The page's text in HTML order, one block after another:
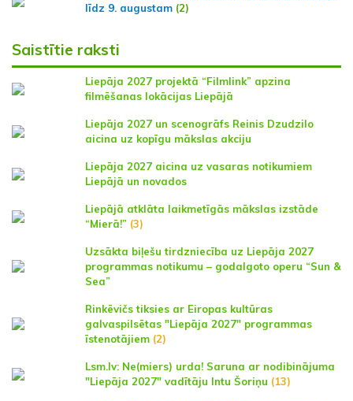
līdz 9. augustam (2)
Saistītie raksti
Liepāja 2027 projektā “Filmlink” apzina
filmēšanas lokācijas Liepājā
Liepāja 2027 un scenogrāfs Reinis Dzudzilo
aicina uz kopīgu mākslas akciju
Liepāja 2027 aicina uz vasaras notikumiem
Liepājā un novados
Liepājā atklāta laikmetīgās mākslas izstāde
“Mierā!” (3)
Uzsākta biļešu tirdzniecība uz Liepāja 2027
programmas notikumu – godalgoto operu “Sun &
Sea”
Rinkēvičs tiksies ar Eiropas kultūras
galvaspilsētas "Liepāja 2027" programmas
īstenotājiem (2)
Lsm.lv: Ne(miers) urda! Saruna ar nodibinājuma
"Liepāja 2027" vadītāju Intu Šoriņu (13)